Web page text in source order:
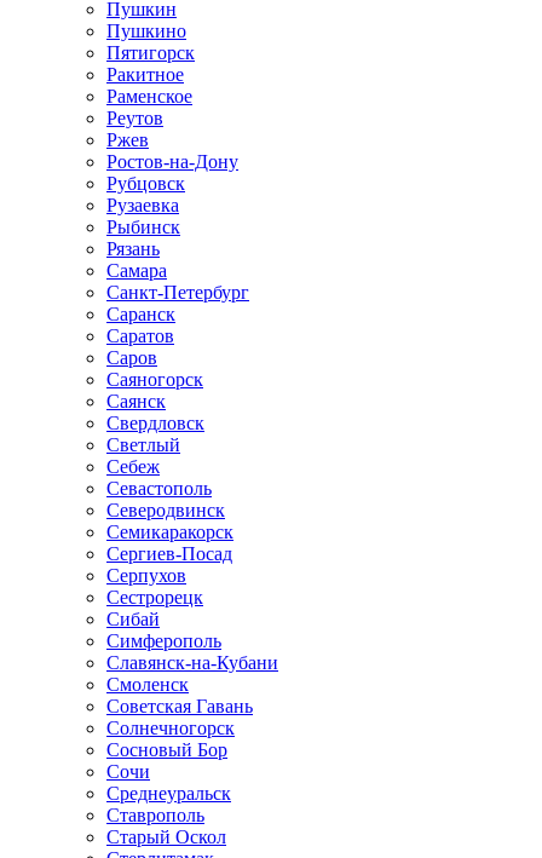
Пушкин
Пушкино
Пятигорск
Ракитное
Раменское
Реутов
Ржев
Ростов-на-Дону
Рубцовск
Рузаевка
Рыбинск
Рязань
Самара
Санкт-Петербург
Саранск
Саратов
Саров
Саяногорск
Саянск
Свердловск
Светлый
Себеж
Севастополь
Северодвинск
Семикаракорск
Сергиев-Посад
Серпухов
Сестрорецк
Сибай
Симферополь
Славянск-на-Кубани
Смоленск
Советская Гавань
Солнечногорск
Сосновый Бор
Сочи
Среднеуральск
Ставрополь
Старый Оскол